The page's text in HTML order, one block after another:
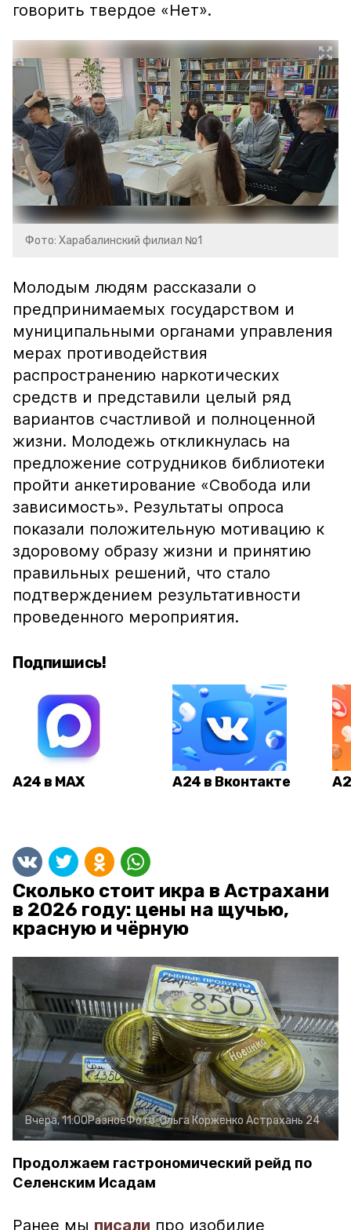
говорить твердое «Нет».
Фото: Харабалинский филиал №1
Молодым людям рассказали о
предпринимаемых государством и
муниципальными органами управления
мерах противодействия
распространению наркотических
средств и представили целый ряд
вариантов счастливой и полноценной
жизни. Молодежь откликнулась на
предложение сотрудников библиотеки
пройти анкетирование «Свобода или
зависимость». Результаты опроса
показали положительную мотивацию к
здоровому образу жизни и принятию
правильных решений, что стало
подтверждением результативности
проведенного мероприятия.
Подпишись!
А24 в MAX А24 в Вконтакте
Сколько стоит икра в Астрахани
в 2026 году: цены на щучью,
красную и чёрную
Вчера, 11:00РазноеФото:Ольга Корженко Астрахань 24
Продолжаем гастрономический рейд по
Селенским Исадам
Ранее мы писали про изобилие